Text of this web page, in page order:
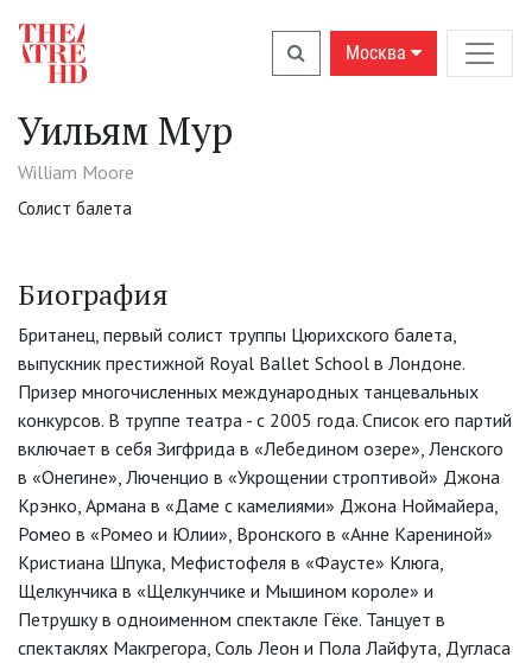
Москва
Уильям Мур
William Moore
Солист балета
Биография
Британец, первый солист труппы Цюрихского балета,
выпускник престижной Royal Ballet School в Лондоне.
Призер многочисленных международных танцевальных
конкурсов. В труппе театра - с 2005 года. Список его партий
включает в себя Зигфрида в «Лебедином озере», Ленского
в «Онегине», Люченцио в «Укрощении строптивой» Джона
Крэнко, Армана в «Даме с камелиями» Джона Ноймайера,
Ромео в «Ромео и Юлии», Вронского в «Анне Карениной»
Кристиана Шпука, Мефистофеля в «Фаусте» Клюга,
Щелкунчика в «Щелкунчике и Мышином короле» и
Петрушку в одноименном спектакле Гёке. Танцует в
спектаклях Макгрегора, Соль Леон и Пола Лайфута, Дугласа